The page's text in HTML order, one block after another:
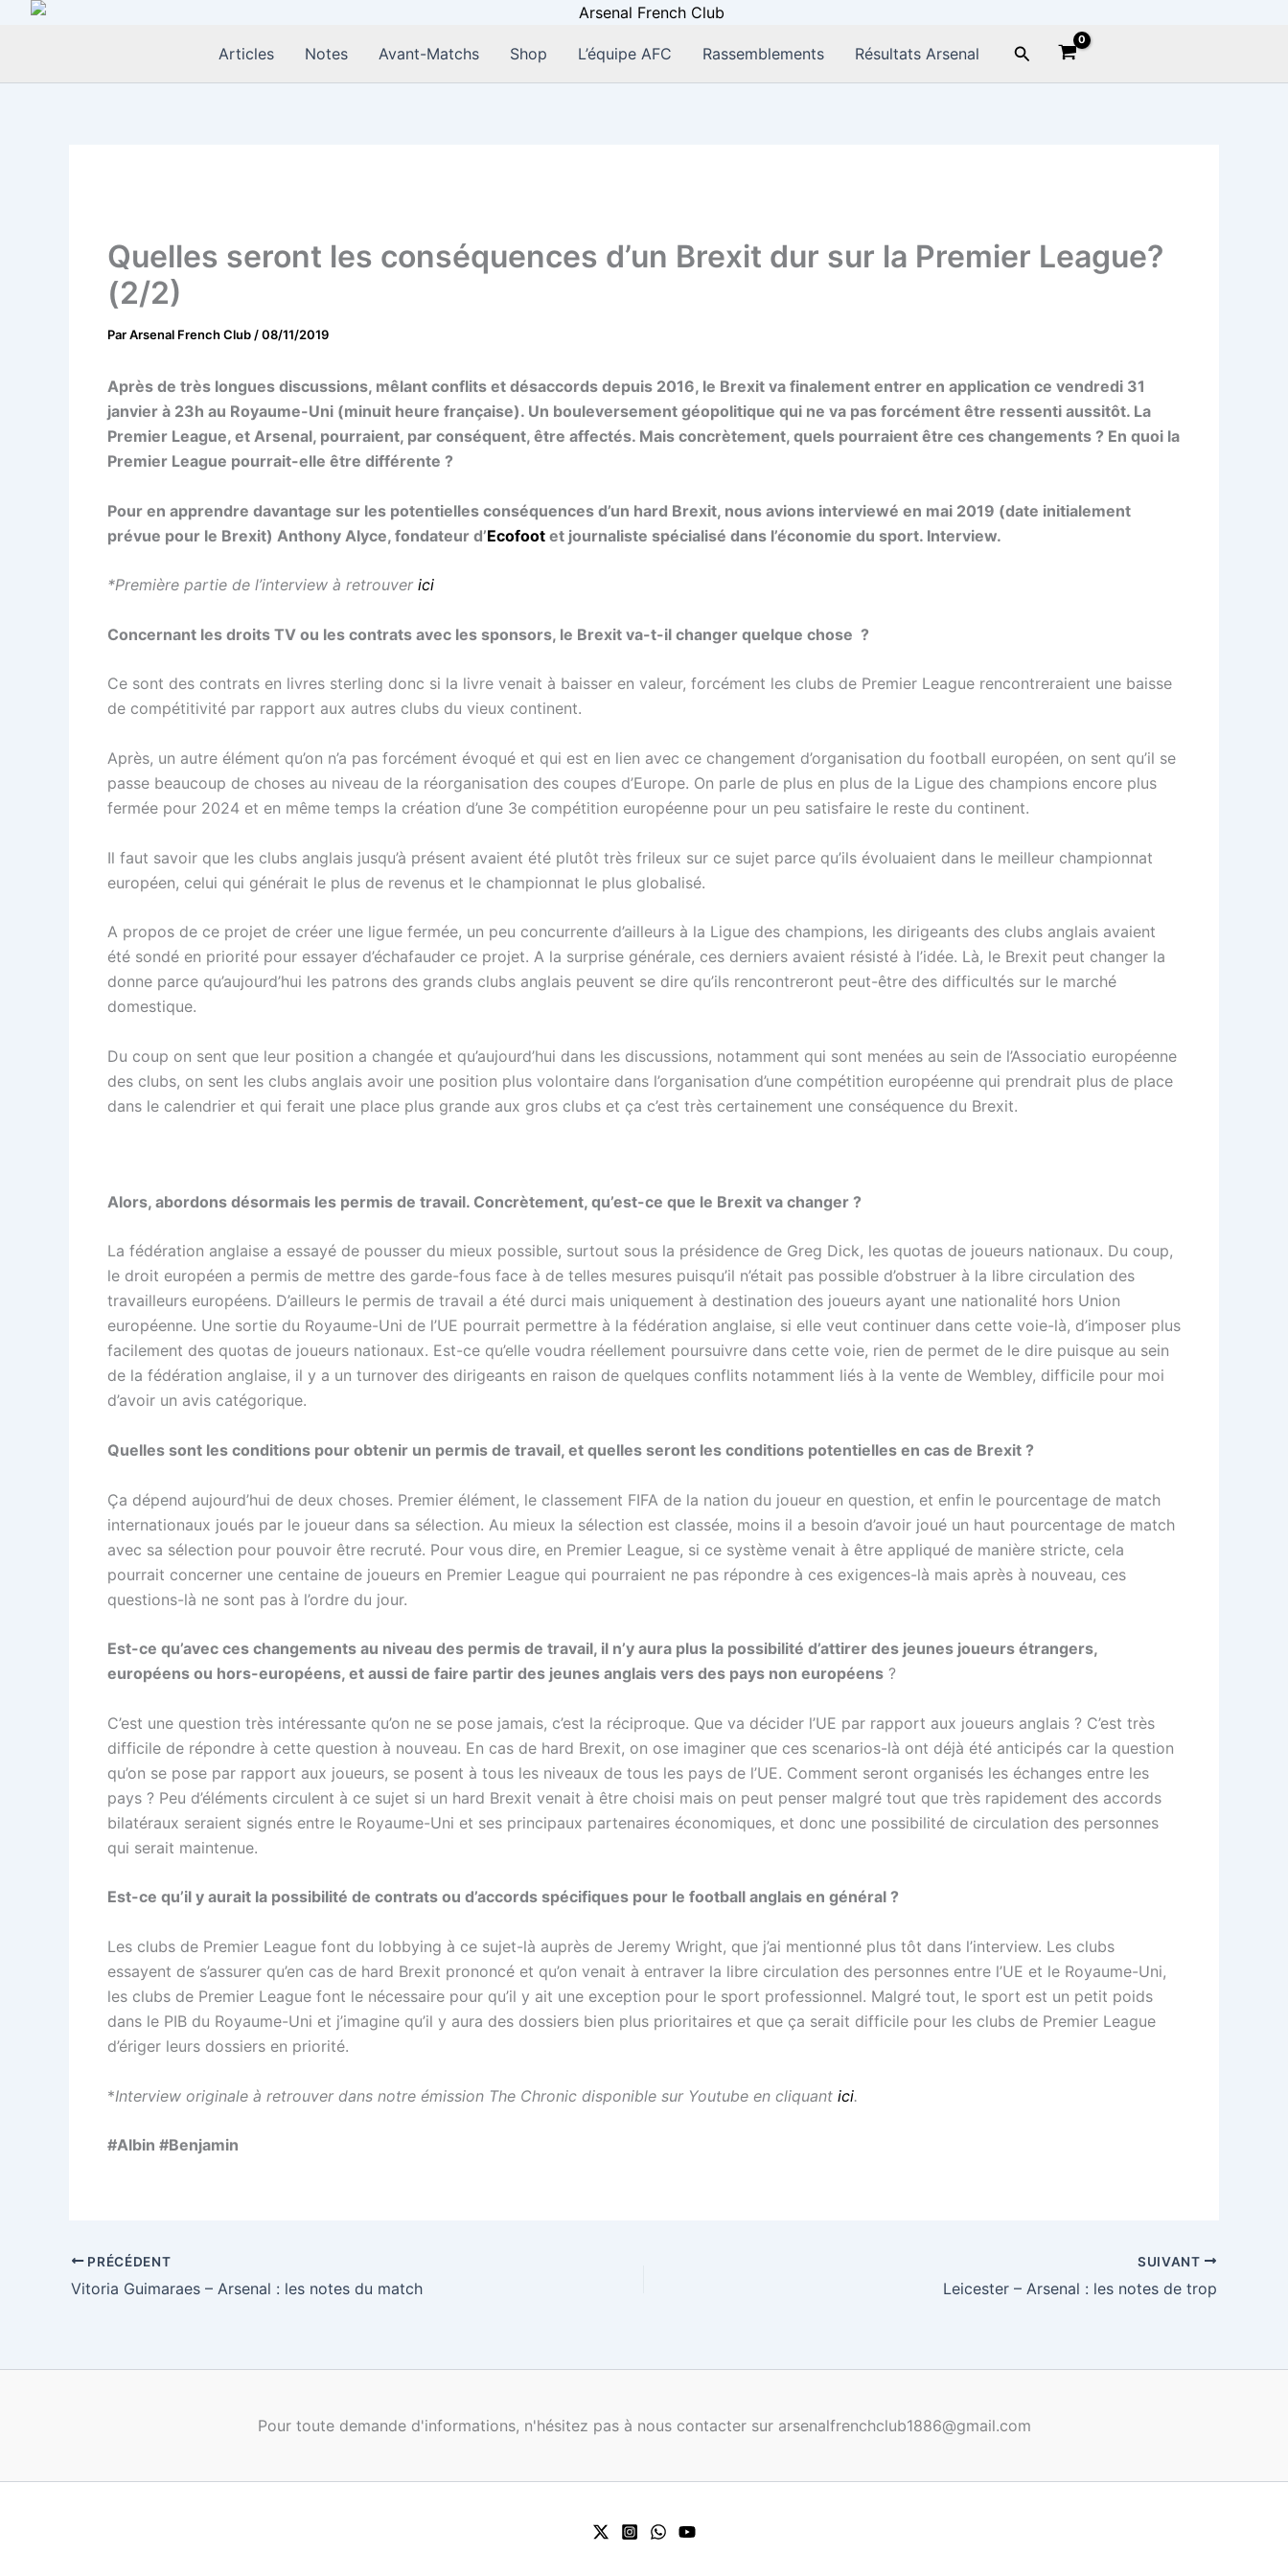
Aller
Articles Notes Avant-Matchs Shop L’équipe AFC Rassemblements Résultats Arsenal Rechercher
Quelles seront les conséquences d’un Brexit dur sur la Premier League?
(2/2)
ParArsenal French Club /08/11/2019
Après de très longues discussions, mêlant conflits et désaccords depuis 2016, le Brexit va finalement entrer en application ce vendredi 31
janvier à 23h au Royaume-Uni (minuit heure française). Un bouleversement géopolitique qui ne va pas forcément être ressenti aussitôt. La
Premier League, et Arsenal, pourraient, par conséquent, être affectés. Mais concrètement, quels pourraient être ces changements ? En quoi la
Premier League pourrait-elle être différente ?
Pour en apprendre davantage sur les potentielles conséquences d’un hard Brexit, nous avions interviewé en mai 2019 (date initialement
prévue pour le Brexit) Anthony Alyce, fondateur d’Ecofoot et journaliste spécialisé dans l’économie du sport. Interview.
*Première partie de l’interview à retrouver ici
Concernant les droits TV ou les contrats avec les sponsors, le Brexit va-t-il changer quelque chose ?
Ce sont des contrats en livres sterling donc si la livre venait à baisser en valeur, forcément les clubs de Premier League rencontreraient une baisse
de compétitivité par rapport aux autres clubs du vieux continent.
Après, un autre élément qu’on n’a pas forcément évoqué et qui est en lien avec ce changement d’organisation du football européen, on sent qu’il se
passe beaucoup de choses au niveau de la réorganisation des coupes d’Europe. On parle de plus en plus de la Ligue des champions encore plus
fermée pour 2024 et en même temps la création d’une 3e compétition européenne pour un peu satisfaire le reste du continent.
Il faut savoir que les clubs anglais jusqu’à présent avaient été plutôt très frileux sur ce sujet parce qu’ils évoluaient dans le meilleur championnat
européen, celui qui générait le plus de revenus et le championnat le plus globalisé.
A propos de ce projet de créer une ligue fermée, un peu concurrente d’ailleurs à la Ligue des champions, les dirigeants des clubs anglais avaient
été sondé en priorité pour essayer d’échafauder ce projet. A la surprise générale, ces derniers avaient résisté à l’idée. Là, le Brexit peut changer la
donne parce qu’aujourd’hui les patrons des grands clubs anglais peuvent se dire qu’ils rencontreront peut-être des difficultés sur le marché
domestique.
Du coup on sent que leur position a changée et qu’aujourd’hui dans les discussions, notamment qui sont menées au sein de l’Associatio européenne
des clubs, on sent les clubs anglais avoir une position plus volontaire dans l’organisation d’une compétition européenne qui prendrait plus de place
dans le calendrier et qui ferait une place plus grande aux gros clubs et ça c’est très certainement une conséquence du Brexit.
Alors, abordons désormais les permis de travail. Concrètement, qu’est-ce que le Brexit va changer ?
La fédération anglaise a essayé de pousser du mieux possible, surtout sous la présidence de Greg Dick, les quotas de joueurs nationaux. Du coup,
le droit européen a permis de mettre des garde-fous face à de telles mesures puisqu’il n’était pas possible d’obstruer à la libre circulation des
travailleurs européens. D’ailleurs le permis de travail a été durci mais uniquement à destination des joueurs ayant une nationalité hors Union
européenne. Une sortie du Royaume-Uni de l’UE pourrait permettre à la fédération anglaise, si elle veut continuer dans cette voie-là, d’imposer plus
facilement des quotas de joueurs nationaux. Est-ce qu’elle voudra réellement poursuivre dans cette voie, rien de permet de le dire puisque au sein
de la fédération anglaise, il y a un turnover des dirigeants en raison de quelques conflits notamment liés à la vente de Wembley, difficile pour moi
d’avoir un avis catégorique.
Quelles sont les conditions pour obtenir un permis de travail, et quelles seront les conditions potentielles en cas de Brexit ?
Ça dépend aujourd’hui de deux choses. Premier élément, le classement FIFA de la nation du joueur en question, et enfin le pourcentage de match
internationaux joués par le joueur dans sa sélection. Au mieux la sélection est classée, moins il a besoin d’avoir joué un haut pourcentage de match
avec sa sélection pour pouvoir être recruté. Pour vous dire, en Premier League, si ce système venait à être appliqué de manière stricte, cela
pourrait concerner une centaine de joueurs en Premier League qui pourraient ne pas répondre à ces exigences-là mais après à nouveau, ces
questions-là ne sont pas à l’ordre du jour.
Est-ce qu’avec ces changements au niveau des permis de travail, il n’y aura plus la possibilité d’attirer des jeunes joueurs étrangers,
européens ou hors-européens, et aussi de faire partir des jeunes anglais vers des pays non européens ?
C’est une question très intéressante qu’on ne se pose jamais, c’est la réciproque. Que va décider l’UE par rapport aux joueurs anglais ? C’est très
difficile de répondre à cette question à nouveau. En cas de hard Brexit, on ose imaginer que ces scenarios-là ont déjà été anticipés car la question
qu’on se pose par rapport aux joueurs, se posent à tous les niveaux de tous les pays de l’UE. Comment seront organisés les échanges entre les
pays ? Peu d’éléments circulent à ce sujet si un hard Brexit venait à être choisi mais on peut penser malgré tout que très rapidement des accords
bilatéraux seraient signés entre le Royaume-Uni et ses principaux partenaires économiques, et donc une possibilité de circulation des personnes
qui serait maintenue.
Est-ce qu’il y aurait la possibilité de contrats ou d’accords spécifiques pour le football anglais en général ?
Les clubs de Premier League font du lobbying à ce sujet-là auprès de Jeremy Wright, que j’ai mentionné plus tôt dans l’interview. Les clubs
essayent de s’assurer qu’en cas de hard Brexit prononcé et qu’on venait à entraver la libre circulation des personnes entre l’UE et le Royaume-Uni,
les clubs de Premier League font le nécessaire pour qu’il y ait une exception pour le sport professionnel. Malgré tout, le sport est un petit poids
dans le PIB du Royaume-Uni et j’imagine qu’il y aura des dossiers bien plus prioritaires et que ça serait difficile pour les clubs de Premier League
d’ériger leurs dossiers en priorité.
*Interview originale à retrouver dans notre émission The Chronic disponible sur Youtube en cliquant ici.
#Albin #Benjamin
PRÉCÉDENT
Vitoria Guimaraes – Arsenal : les notes du match
SUIVANT
Leicester – Arsenal : les notes de trop
Pour toute demande d'informations, n'hésitez pas à nous contacter sur arsenalfrenchclub1886@gmail.com